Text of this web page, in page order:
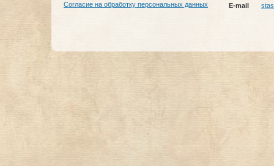
Согласие на обработку персональных данных
E-mail